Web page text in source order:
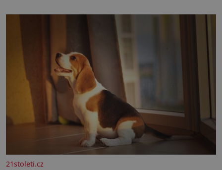
21stoleti.cz